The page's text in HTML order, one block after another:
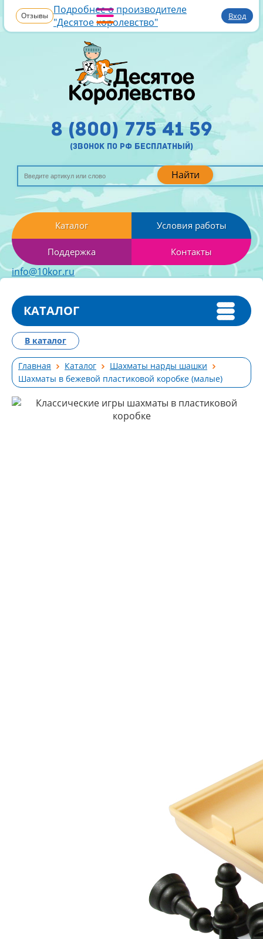
Отзывы Подробнее о производителе
"Десятое королевство"
Вход
Найти
8 (800) 775 41 59
(звонок по рф бесплатный)
Каталог Условия работы
Поддержка Контакты
info@10kor.ru
КАТАЛОГ
Главная Каталог
Шахматы нарды шашки
Шахматы в бежевой пластиковой коробке (малые)
В каталог